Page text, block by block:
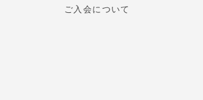
ご入会について